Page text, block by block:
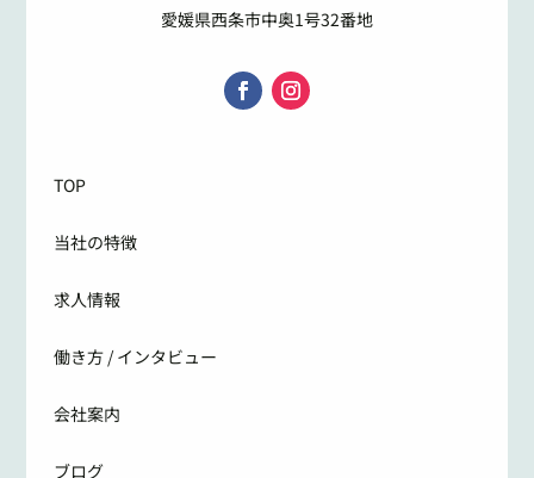
愛媛県西条市中奥1号32番地
TOP
当社の特徴
求人情報
働き方 / インタビュー
会社案内
ブログ